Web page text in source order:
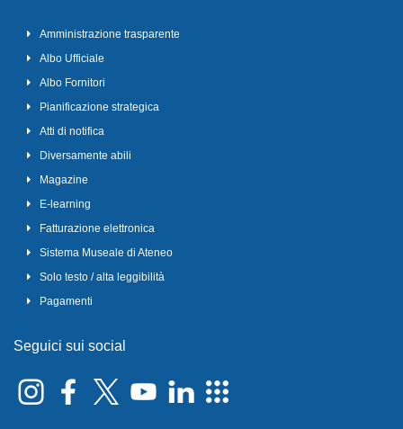
Amministrazione trasparente
Albo Ufficiale
Albo Fornitori
Pianificazione strategica
Atti di notifica
Diversamente abili
Magazine
E-learning
Fatturazione elettronica
Sistema Museale di Ateneo
Solo testo / alta leggibilità
Pagamenti
Seguici sui social